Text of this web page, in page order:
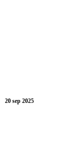
20 sep 2025